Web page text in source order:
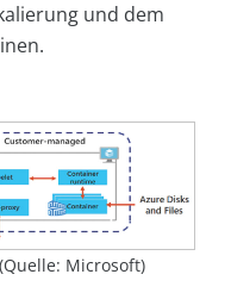
und dem
Microsoft)